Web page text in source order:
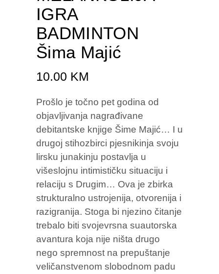
IGRA
BADMINTON
Šima Majić
10.00 KM
Prošlo je točno pet godina od
objavljivanja nagrađivane
debitantske knjige Šime Majić… I u
drugoj stihozbirci pjesnikinja svoju
lirsku junakinju postavlja u
višeslojnu intimističku situaciju i
relaciju s Drugim… Ova je zbirka
strukturalno ustrojenija, otvorenija i
razigranija. Stoga bi njezino čitanje
trebalo biti svojevrsna suautorska
avantura koja nije ništa drugo
nego spremnost na prepuštanje
veličanstvenom slobodnom padu